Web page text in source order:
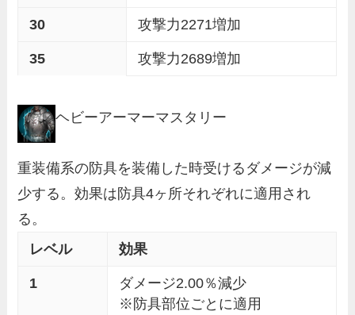
30 攻撃力2271増加
35 攻撃力2689増加
ヘビーアーマーマスタリー
重装備系の防具を装備した時受けるダメージが減
少する。効果は防具4ヶ所それぞれに適用され
る。
レベル
効果
1
ダメージ2.00％減少
※防具部位ごとに適用